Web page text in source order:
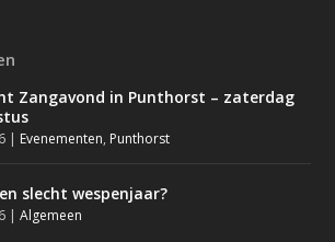
Zangavond in Punthorst – zaterdag
| Evenementen, Punthorst
slecht wespenjaar?
|Algemeen